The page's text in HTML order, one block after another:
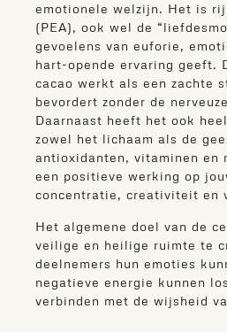
emotionele welzijn. Het is
(PEA), ook wel de
gevoelens van euforie,
hart-opende ervaring geeft.
cacao werkt als een zachte
bevordert zonder de
Daarnaast heeft het ook
zowel het lichaam als de
antioxidanten, vitaminen en
een positieve werking op
concentratie, creativiteit en
Het algemene doel van de
veilige en heilige ruimte te
deelnemers hun emoties
negatieve energie kunnen
verbinden met de wijsheid